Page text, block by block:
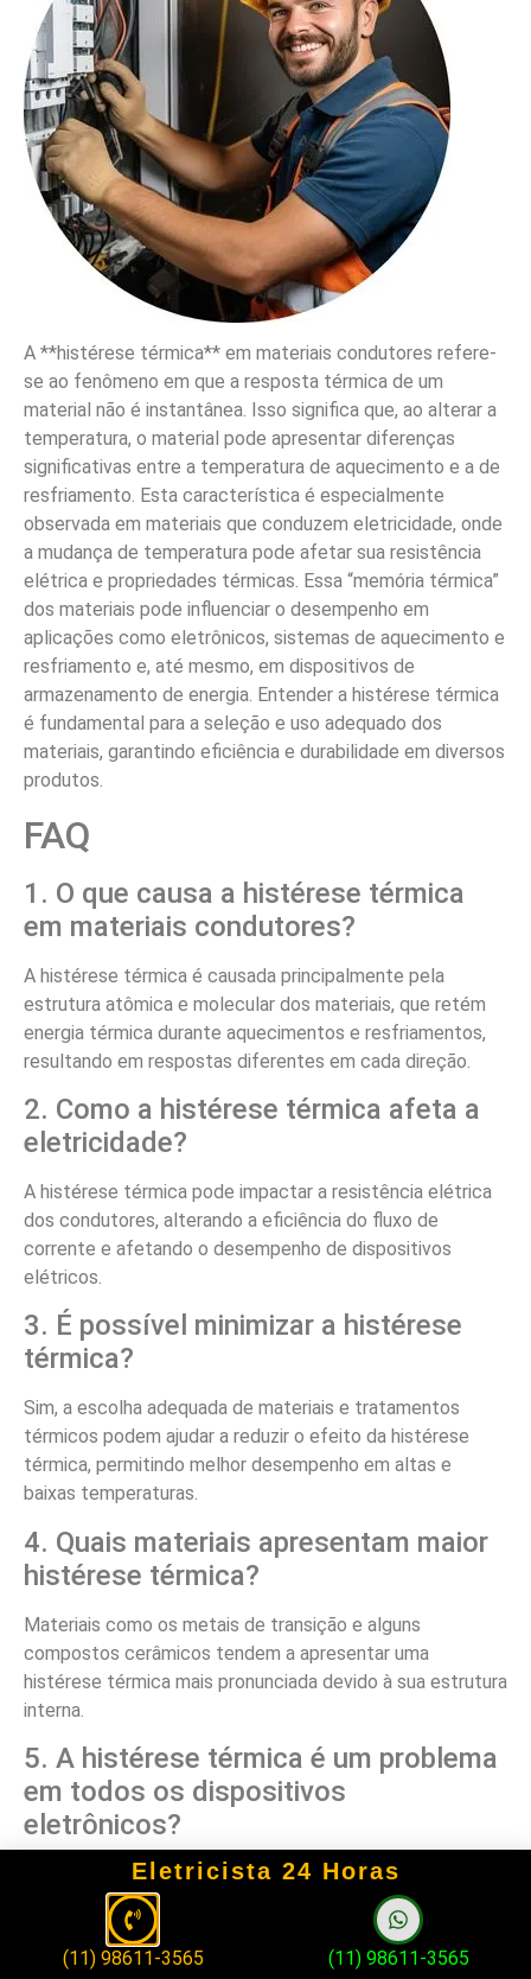
A **histérese térmica** em materiais condutores refere-
se ao fenômeno em que a resposta térmica de um
material não é instantânea. Isso significa que, ao alterar a
temperatura, o material pode apresentar diferenças
significativas entre a temperatura de aquecimento e a de
resfriamento. Esta característica é especialmente
observada em materiais que conduzem eletricidade, onde
a mudança de temperatura pode afetar sua resistência
elétrica e propriedades térmicas. Essa “memória térmica”
dos materiais pode influenciar o desempenho em
aplicações como eletrônicos, sistemas de aquecimento e
resfriamento e, até mesmo, em dispositivos de
armazenamento de energia. Entender a histérese térmica
é fundamental para a seleção e uso adequado dos
materiais, garantindo eficiência e durabilidade em diversos
produtos.
FAQ
1. O que causa a histérese térmica
em materiais condutores?
A histérese térmica é causada principalmente pela
estrutura atômica e molecular dos materiais, que retém
energia térmica durante aquecimentos e resfriamentos,
resultando em respostas diferentes em cada direção.
2. Como a histérese térmica afeta a
eletricidade?
A histérese térmica pode impactar a resistência elétrica
dos condutores, alterando a eficiência do fluxo de
corrente e afetando o desempenho de dispositivos
elétricos.
3. É possível minimizar a histérese
térmica?
Sim, a escolha adequada de materiais e tratamentos
térmicos podem ajudar a reduzir o efeito da histérese
térmica, permitindo melhor desempenho em altas e
baixas temperaturas.
4. Quais materiais apresentam maior
histérese térmica?
Materiais como os metais de transição e alguns
compostos cerâmicos tendem a apresentar uma
histérese térmica mais pronunciada devido à sua estrutura
interna.
5. A histérese térmica é um problema
em todos os dispositivos
eletrônicos?
Não, enquanto alguns dispositivos podem sofrer com a
histérese térmica, outros são projetados para operarem
eficientemente, compensando esse efeito na sua
construção.
Eletricista 24 Horas
(11) 98611-3565 (11) 98611-3565